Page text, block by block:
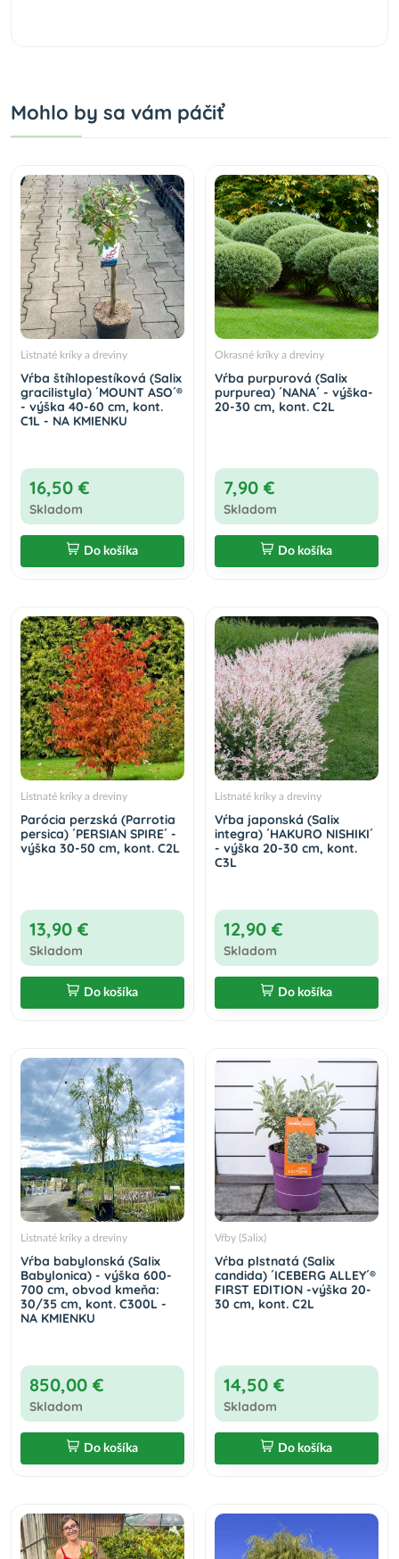
Mohlo by sa vám páčiť
Listnaté kríky a dreviny
Vŕba štíhlopestíková (Salix
gracilistyla) ´MOUNT ASO´®
- výška 40-60 cm, kont.
C1L - NA KMIENKU
16,50 €
Skladom
Do košíka
Okrasné kríky a dreviny
Vŕba purpurová (Salix
purpurea) ´NANA´ - výška-
20-30 cm, kont. C2L
7,90 €
Skladom
Do košíka
Listnaté kríky a dreviny
Parócia perzská (Parrotia
persica) ´PERSIAN SPIRE´ -
výška 30-50 cm, kont. C2L
13,90 €
Skladom
Do košíka
Listnaté kríky a dreviny
Vŕba japonská (Salix
integra) ´HAKURO NISHIKI´
- výška 20-30 cm, kont.
C3L
12,90 €
Skladom
Do košíka
Listnaté kríky a dreviny
Vŕba babylonská (Salix
Babylonica) - výška 600-
700 cm, obvod kmeňa:
30/35 cm, kont. C300L -
NA KMIENKU
850,00 €
Skladom
Do košíka
Vŕby (Salix)
Vŕba plstnatá (Salix
candida) ´ICEBERG ALLEY´®
FIRST EDITION -výška 20-
30 cm, kont. C2L
14,50 €
Skladom
Do košíka